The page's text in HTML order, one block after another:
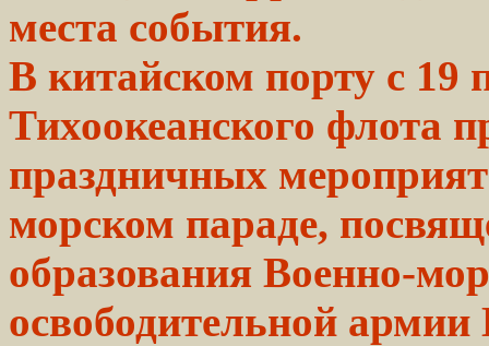
места события.
В китайском порту с 19
Тихоокеанского флота
праздничных
морском параде,
образования Военно-
освободительной